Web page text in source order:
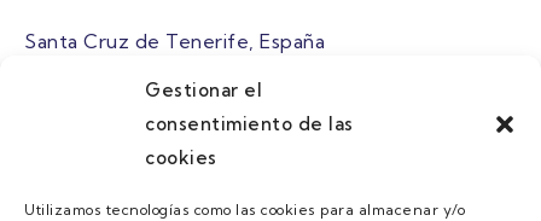
Gestionar el
consentimiento de las
cookies
Utilizamos tecnologías como las cookies para almacenar y/o
Santa Cruz de Tenerife, España
atuaire@grupoatuaire.com
+34 638765829